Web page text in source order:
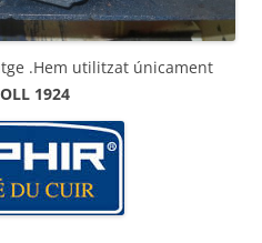
.Hem utilitzat únicament
1924